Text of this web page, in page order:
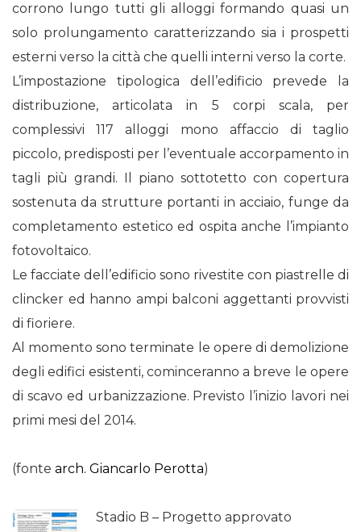
corrono lungo tutti gli alloggi formando quasi un
solo prolungamento caratterizzando sia i prospetti
esterni verso la città che quelli interni verso la corte.
L’impostazione tipologica dell’edificio prevede la
distribuzione, articolata in 5 corpi scala, per
complessivi 117 alloggi mono affaccio di taglio
piccolo, predisposti per l’eventuale accorpamento in
tagli più grandi. Il piano sottotetto con copertura
sostenuta da strutture portanti in acciaio, funge da
completamento estetico ed ospita anche l’impianto
fotovoltaico.
Le facciate dell’edificio sono rivestite con piastrelle di
clincker ed hanno ampi balconi aggettanti provvisti
di fioriere.
Al momento sono terminate le opere di demolizione
degli edifici esistenti, cominceranno a breve le opere
di scavo ed urbanizzazione. Previsto l’inizio lavori nei
primi mesi del 2014.
(fonte arch. Giancarlo Perotta)
Stadio B – Progetto approvato